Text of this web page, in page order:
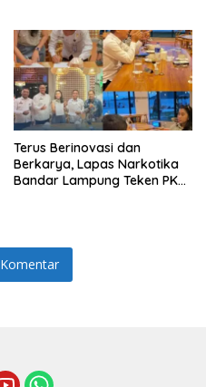
Terus Berinovasi dan
Berkarya, Lapas Narkotika
Bandar Lampung Teken PKS